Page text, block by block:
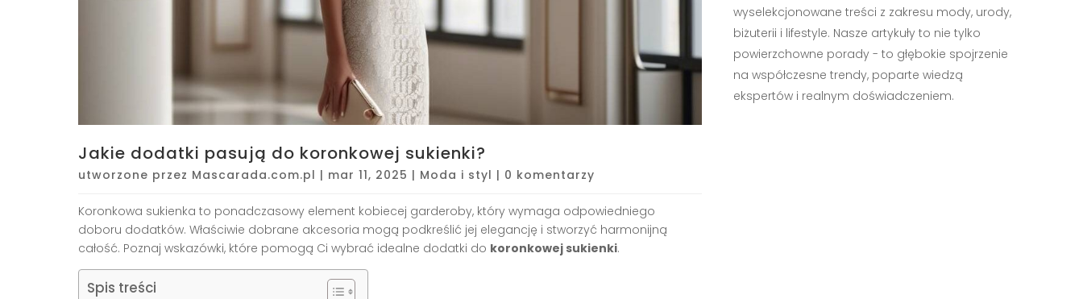
Jakie dodatki pasują do koronkowej sukienki?
utworzone przez Mascarada.com.pl | mar 11, 2025 | Moda i styl | 0 komentarzy
Koronkowa sukienka to ponadczasowy element kobiecej garderoby, który wymaga odpowiedniego
doboru dodatków. Właściwie dobrane akcesoria mogą podkreślić jej elegancję i stworzyć harmonijną
całość. Poznaj wskazówki, które pomogą Ci wybrać idealne dodatki do koronkowej sukienki.
Spis treści
wyselekcjonowane treści z zakresu mody, urody,
biżuterii i lifestyle. Nasze artykuły to nie tylko
powierzchowne porady - to głębokie spojrzenie
na współczesne trendy, poparte wiedzą
ekspertów i realnym doświadczeniem.